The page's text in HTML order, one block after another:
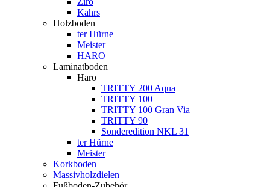
Kahrs
Holzboden
ter Hürne
Meister
HARO
Laminatboden
Haro
TRITTY 200 Aqua
TRITTY 100
TRITTY 100 Gran Via
TRITTY 90
Sonderedition NKL 31
ter Hürne
Meister
Korkboden
Massivholzdielen